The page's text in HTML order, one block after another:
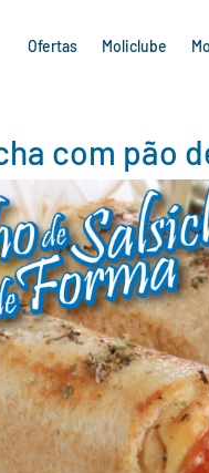
Ofertas Moliclube
com pão